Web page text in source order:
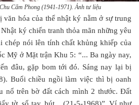
Cẩm Phong (1941-1971). Ảnh tư liệu
văn hóa của thể nhật ký nằm ở sự trung
ký chiến tranh thỏa mãn những yêu
chép nói lên tính chất khủng khiếp của
Mỹ ở Mặt trận Khu 5: “... Ba ngày nay,
đâu, gặp bom tới đó. Sáng nay lại bị
Buổi chiều ngồi làm việc thì bị oanh
nổ trên bờ đất cách mình 2 thước. Đất